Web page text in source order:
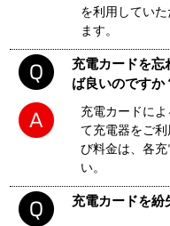
を利用してい
ます。
充電カードを忘
ば良いのですか
充電カードに
て充電器をご
び料金は、各
い。
充電カードを紛